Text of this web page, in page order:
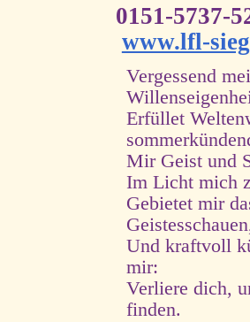
0151-5737-
www.lfl-
Vergessend
Erfüllet
Mir Geist und
Im Licht mich
Gebietet mir
Und kraftvoll
mir:
Verliere dich,
finden.